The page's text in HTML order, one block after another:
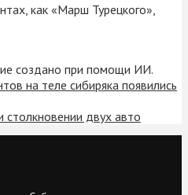
как «Марш Турецкого»,
создано при помощи ИИ.
на теле сибиряка появились
столкновении двух авто